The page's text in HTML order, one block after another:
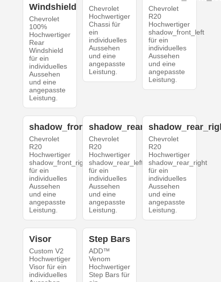
Windshield
Chevrolet
100%
Hochwertiger
Rear
Windshield
für ein
individuelles
Aussehen
und eine
angepasste
Leistung.
Chevrolet
Hochwertiger
Chassi für
ein
individuelles
Aussehen
und eine
angepasste
Leistung.
Chevrolet
R20
Hochwertiger
shadow_front_left
für ein
individuelles
Aussehen
und eine
angepasste
Leistung.
shadow_front_right
Chevrolet
R20
Hochwertiger
shadow_front_right
für ein
individuelles
Aussehen
und eine
angepasste
Leistung.
shadow_rear_left
Chevrolet
R20
Hochwertiger
shadow_rear_left
für ein
individuelles
Aussehen
und eine
angepasste
Leistung.
Chevrolet
R20
Hochwertiger
shadow_rear_right
für ein
individuelles
Aussehen
und eine
angepasste
Leistung.
Visor
Custom V2
Hochwertiger
Visor für ein
individuelles
Step Bars
ADD™
Venom
Hochwertiger
Step Bars für